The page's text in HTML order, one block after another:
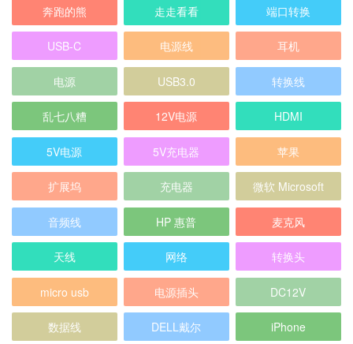
奔跑的熊 走走看看 端口转换
USB-C 电源线 耳机
电源 USB3.0 转换线
乱七八糟 12V电源 HDMI
5V电源 5V充电器 苹果
扩展坞 充电器 微软 Microsoft
音频线 HP 惠普 麦克风
天线 网络 转换头
micro usb 电源插头 DC12V
数据线 DELL戴尔 iPhone